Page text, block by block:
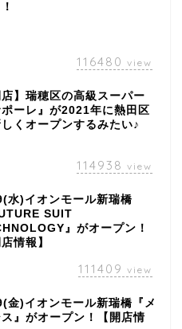
116480 view
店】瑞穂区の高級スーパー
ポーレ』が2021年に熱田区
くオープンするみたい♪
114938 view
水)イオンモール新瑞橋
SUIT
』がオープン！
店情報】
111409 view
金)イオンモール新瑞橋『メ
ス』がオープン！【開店情